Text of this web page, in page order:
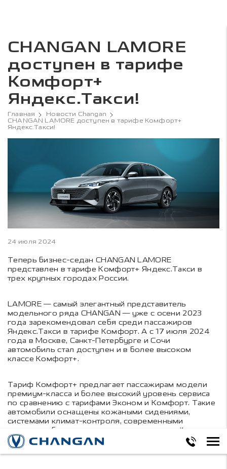
CHANGAN LAMORE
доступен в тарифе
Комфорт+
Яндекс.Такси!
Главная
Новости Changan
CHANGAN LAMORE доступен в тарифе Комфорт+
Яндекс.Такси!
24 июля 2024
Теперь бизнес-седан CHANGAN LAMORE
представлен в тарифе Комфорт+ Яндекс.Такси в
трех крупных городах России.
LAMORE — самый элегантный представитель
модельного ряда CHANGAN — уже с осени 2023
года зарекомендовал себя среди пассажиров
Яндекс.Такси в тарифе Комфорт. А с 17 июля 2024
года в Москве, Санкт-Петербурге и Сочи
автомобиль стал доступен и в более высоком
классе Комфорт+.
Тариф Комфорт+ предлагает пассажирам модели
премиум-класса и более высокий уровень сервиса
по сравнению с тарифами Эконом и Комфорт. Такие
автомобили оснащены кожаными сидениями,
системами климат-контроля, современными
системами безопасности, зарядными устройствами и
предоставляют доступ к бесплатному Wi-Fi и
мультимедийным системам.